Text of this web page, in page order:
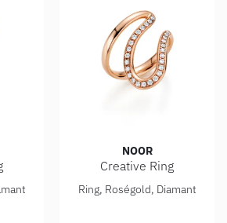
Ref: 15071-000-R5
NOOR
Creative Ring
Noor Creative Ring, Ref:
Ring, Roségold, Diamant